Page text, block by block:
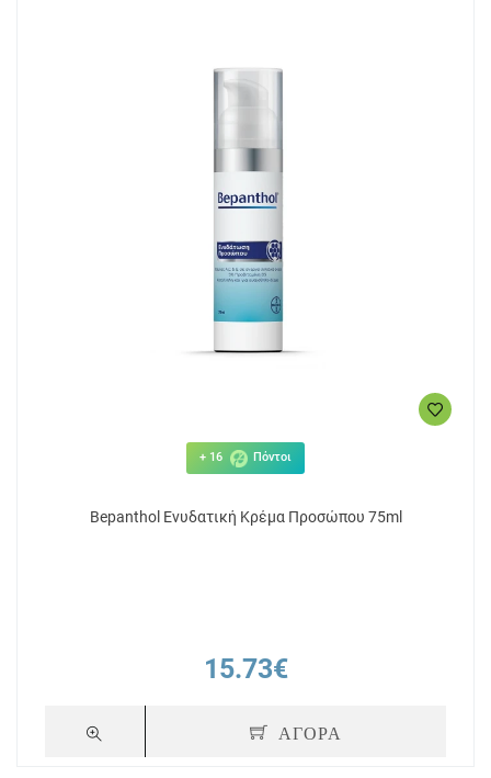
+ 16 Πόντοι
Bepanthol Ενυδατική Κρέμα Προσώπου 75ml
15.73€
ΑΓΟΡΑ